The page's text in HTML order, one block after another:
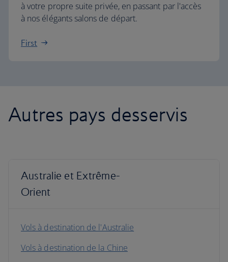
à votre propre suite privée, en passant par l'accès
à nos élégants salons de départ.
First
Autres pays desservis
Australie et Extrême-
Orient
Vols à destination de l'Australie
Vols à destination de la Chine